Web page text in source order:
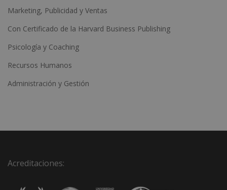
Marketing, Publicidad y Ventas
Con Certificado de la Harvard Business Publishing
Psicología y Coaching
Recursos Humanos
Administración y Gestión
Acreditaciones: